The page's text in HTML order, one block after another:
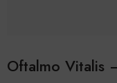
Oftalmo Vitalis